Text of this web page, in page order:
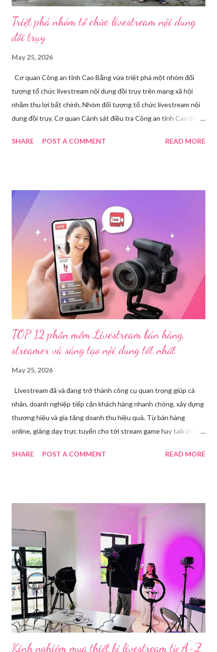
Triệt phá nhóm tổ chức livestream nội dung
đồi trụy
May 25, 2026
Cơ quan Công an tỉnh Cao Bằng vừa triệt phá một nhóm đối
tượng tổ chức livestream nội dung đồi trụy trên mạng xã hội
nhằm thu lợi bất chính. Nhóm đối tượng tổ chức livestream nội
dung đồi trụy. Cơ quan Cảnh sát điều tra Công an tỉnh Cao Bằng
tạm giam đối với Triệu Thị Dung về hành vi truyền bá văn hóa
dụng điện thoại xuất hiện các hoạt động phát trực tiếp nội dung
nhạy cảm, có dấu hiệu vi phạm pháp luật. Ngay sau khi tiếp
nhận, đơn vị đã nhanh chóng tổ chức xác minh, thu thập dữ liệu
để làm rõ. Kết quả điều tra ban đầu xác định, Triệu Thị Dung
(sinh năm 1994), trú tại xã Phủ Thông, tỉnh Thái Nguyên, cùng
một số đối tượng khác đã tham gia tổ chức livestream nội dung
đồi trụy nhằm mục đích thu lợi. Các đối tượng liên quan gồm
L.V.D (sinh ...
SHARE POST A COMMENT READ MORE
TOP 12 phần mềm Livestream bán hàng,
streamer và sáng tạo nội dung tốt nhất
May 25, 2026
Livestream đã và đang trở thành công cụ quan trọng giúp cá
nhân, doanh nghiệp tiếp cận khách hàng nhanh chóng, xây dựng
thương hiệu và gia tăng doanh thu hiệu quả. Từ bán hàng
online, giảng dạy trực tuyến cho tới stream game hay talkshow,
Trong bài viết dưới đây, chúng tôi sẽ giới thiệu chi tiết 12 công
mạng xã hội hoặc website theo thời gian thực. Để thực hiện
chuyên biệt giúp xử lý hình ảnh, âm thanh, hiệu ứng và kết nối ổn
định. Những công cụ hỗ trợ livestream chuyên biệt Hiện nay,
phần mềm Livestream không chỉ phục vụ streamer hay game thủ
mà còn là trợ thủ đắc lực cho nhà bán hàng online, giáo viên,
doanh nghiệp, nhà sáng tạo nội dung. Việc lựa chọn đúng phần
mềm sẽ giúp bu...
SHARE POST A COMMENT READ MORE
Kinh nghiệm mua thiết bị livestream​ từ A-Z